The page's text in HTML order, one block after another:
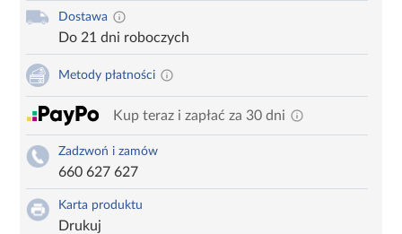
Dostawa
Do 21 dni roboczych
Metody płatności
Kup teraz i zapłać za 30 dni
Zadzwoń i zamów
660 627 627
Karta produktu
Drukuj